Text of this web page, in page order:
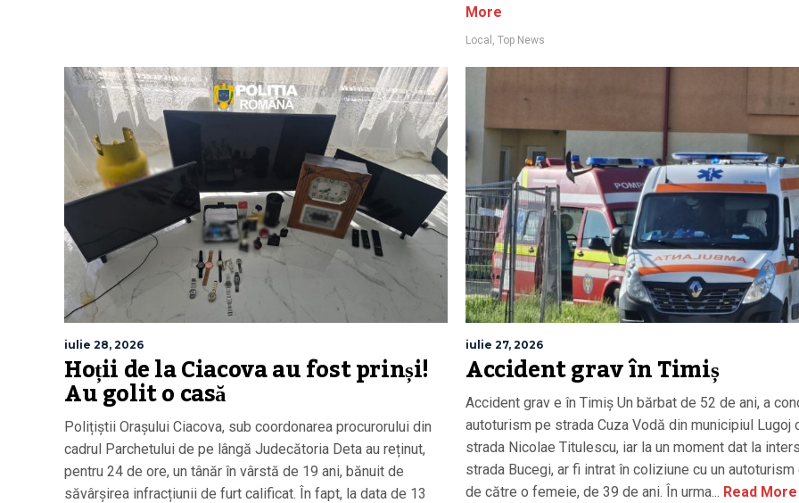
More
Local Top News
iulie 28, 2026
Hoții de la Ciacova au fost prinși!
Au golit o casă
Polițiștii Orașului Ciacova, sub coordonarea procurorului din
cadrul Parchetului de pe lângă Judecătoria Deta au reținut,
pentru 24 de ore, un tânăr în vârstă de 19 ani, bănuit de
săvârșirea infracțiunii de furt calificat. În fapt, la data de 13
iulie 27, 2026
Accident grav în Timiș
Accident grav e în Timiș Un bărbat de 52 de ani, a
autoturism pe strada Cuza Vodă din municipiul Lugoj
strada Nicolae Titulescu, iar la un moment dat la
strada Bucegi, ar fi intrat în coliziune cu un autoturism
de către o femeie, de 39 de ani. În urma... Read More